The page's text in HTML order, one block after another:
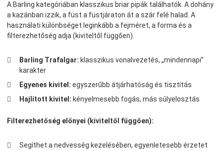
A Barling kategóriában klasszikus briar pipák találhatók. A dohány
a kazánban izzik, a füst a füstjáraton át a szár felé halad. A
használati különbséget leginkább a fejméret, a forma és a
filterezhetőség adja (kiviteltől függően).
Barling Trafalgar: klasszikus vonalvezetés, „mindennapi”
karakter
Egyenes kivitel: egyszerűbb átjárhatóság és tisztítás
Hajlított kivitel: kényelmesebb fogás, más súlyelosztás
Filterezhetőség előnyei (kiviteltől függően):
Segíthet a nedvesség kezelésében, egyenletesebb érzetet